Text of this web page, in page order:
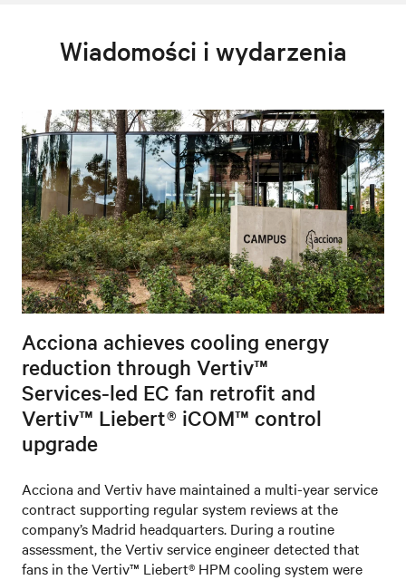
Wiadomości i wydarzenia
Acciona achieves cooling energy
reduction through Vertiv™
Services‑led EC fan retrofit and
Vertiv™ Liebert® iCOM™ control
upgrade
Acciona and Vertiv have maintained a multi-year service
contract supporting regular system reviews at the
company’s Madrid headquarters. During a routine
assessment, the Vertiv service engineer detected that
fans in the Vertiv™ Liebert® HPM cooling system were